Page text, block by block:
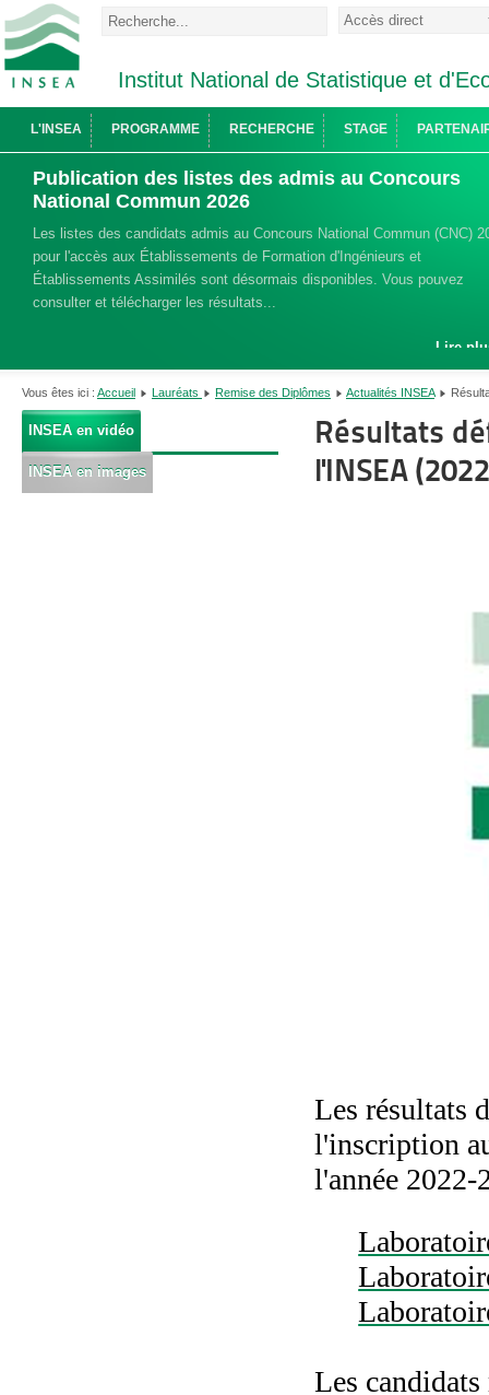
Institut National de Statistique et
L'INSEA PROGRAMME RECHERCHE STAGE
Publication des listes des admis au Concours
National Commun 2026
Les listes des candidats admis au Concours National Commun (CNC)
pour l'accès aux Établissements de Formation d'Ingénieurs et
Établissements Assimilés sont désormais disponibles. Vous pouvez
consulter et télécharger les résultats...
Lire
Vous êtes ici : Accueil Lauréats Remise des Diplômes Actualités INSEA
INSEA en vidéo
INSEA en images
Résultats
l'INSEA
Les résultats
l'inscription
l'année
Les